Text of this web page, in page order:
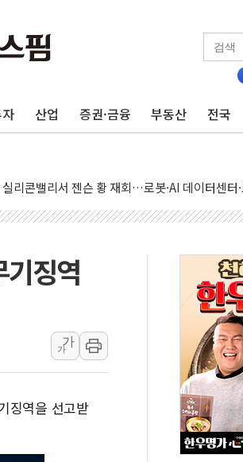
산업 증권·금융 부동산 전국
한 실적 소화하며 대부분 상승… "2분기 기업
리콘밸리서 젠슨 황 재회…로봇·AI 데이터센터
전 특징주...모더나·아이온큐·도어대시↑ VS
뷰, 미 주가선물 AI주 차익실현 속 혼조세...웨
거리 탄도미사일 발사에 긴급 안보 점검회의
최고…美 고용 둔화·호르무즈 재개방 기대에 강
동 긴장 완화에 실적 호조까지, 상승...호실적 보
드론으로 우크라 민간인 '사파리' 공격… 시민
지수 하락 속 'DGC' 임시 주총 기대감에 홀로
다이먼 "금융시장 레버리지 위험수위…숨은 차
색공장서 화재 1명 중상…대응 1단계 진압 중
부 장관 "주 52시간 손봐야, 경쟁상대 中과 비교해
징역
가
가
징역을 선고받